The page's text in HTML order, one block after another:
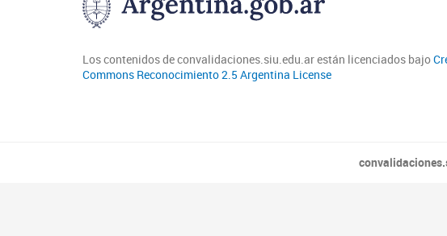
Los contenidos de convalidaciones.siu.edu.ar están licenciados bajo
Commons Reconocimiento 2.5 Argentina License